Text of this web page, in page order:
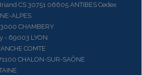
CS 30751 06605 ANTIBES Cedex
ALPES
CHAMBERY
69003 LYON
COMTE
CHALON-SUR-SAÔNE